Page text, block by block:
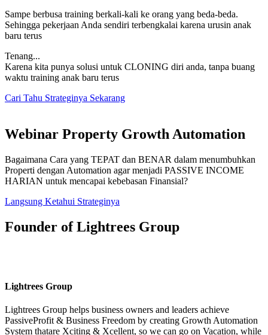
Sampe berbusa training berkali-kali ke orang yang beda-beda.
Sehingga pekerjaan Anda sendiri terbengkalai karena urusin anak
baru terus
Tenang...
Karena kita punya solusi untuk CLONING diri anda, tanpa buang
waktu training anak baru terus
Cari Tahu Strateginya Sekarang
Webinar Property Growth Automation
Bagaimana Cara yang TEPAT dan BENAR dalam menumbuhkan
Properti dengan Automation agar menjadi PASSIVE INCOME
HARIAN untuk mencapai kebebasan Finansial?
Langsung Ketahui Strateginya
Founder of Lightrees Group
Lightrees Group
Lightrees Group helps business owners and leaders achieve
PassiveProfit & Business Freedom by creating Growth Automation
System thatare Xciting & Xcellent, so we can go on Vacation, while